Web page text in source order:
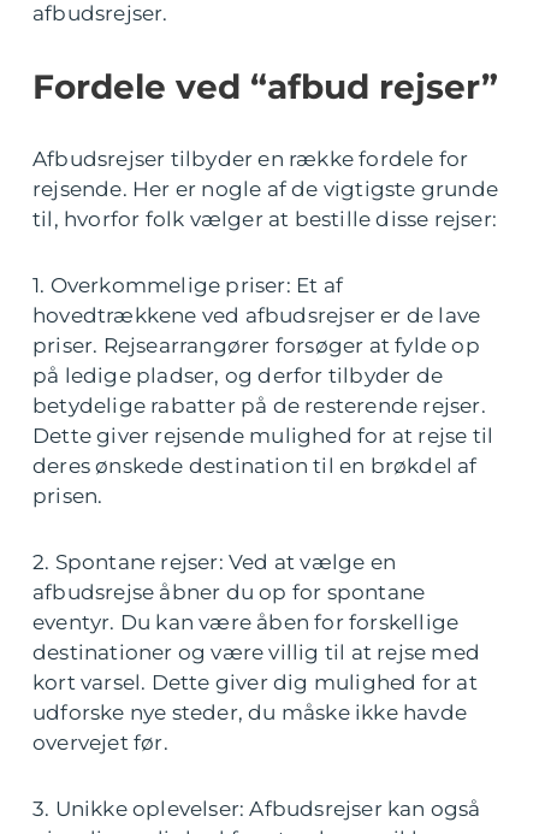
afbudsrejser.
Fordele ved “afbud rejser”
Afbudsrejser tilbyder en række fordele for
rejsende. Her er nogle af de vigtigste grunde
til, hvorfor folk vælger at bestille disse rejser:
1. Overkommelige priser: Et af
hovedtrækkene ved afbudsrejser er de lave
priser. Rejsearrangører forsøger at fylde op
på ledige pladser, og derfor tilbyder de
betydelige rabatter på de resterende rejser.
Dette giver rejsende mulighed for at rejse til
deres ønskede destination til en brøkdel af
prisen.
2. Spontane rejser: Ved at vælge en
afbudsrejse åbner du op for spontane
eventyr. Du kan være åben for forskellige
destinationer og være villig til at rejse med
kort varsel. Dette giver dig mulighed for at
udforske nye steder, du måske ikke havde
overvejet før.
3. Unikke oplevelser: Afbudsrejser kan også